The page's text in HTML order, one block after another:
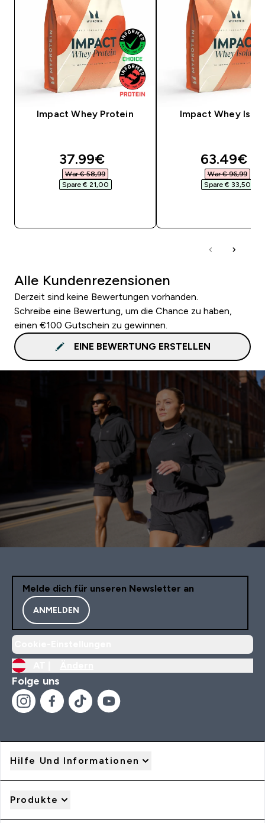
Impact Whey Protein
discounted price
37.99€‎
War € 58,99‎
Spare € 21,00‎
Impact Whey
63.49€‎
War € 96,99‎
Spare € 33,50‎
Alle Kundenrezensionen
Derzeit sind keine Bewertungen vorhanden.
Schreibe eine Bewertung, um die Chance zu haben,
einen €100 Gutschein zu gewinnen.
EINE BEWERTUNG ERSTELLEN
Melde dich für unseren Newsletter an
ANMELDEN
Folge uns
Hilfe Und Informationen
Produkte